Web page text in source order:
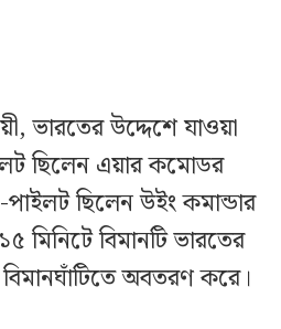
ভারতের উদ্দেশে যাওয়া
ছিলেন এয়ার কমোডর
ছিলেন উইং কমান্ডার
মিনিটে বিমানটি ভারতের
বিমানঘাঁটিতে অবতরণ করে।